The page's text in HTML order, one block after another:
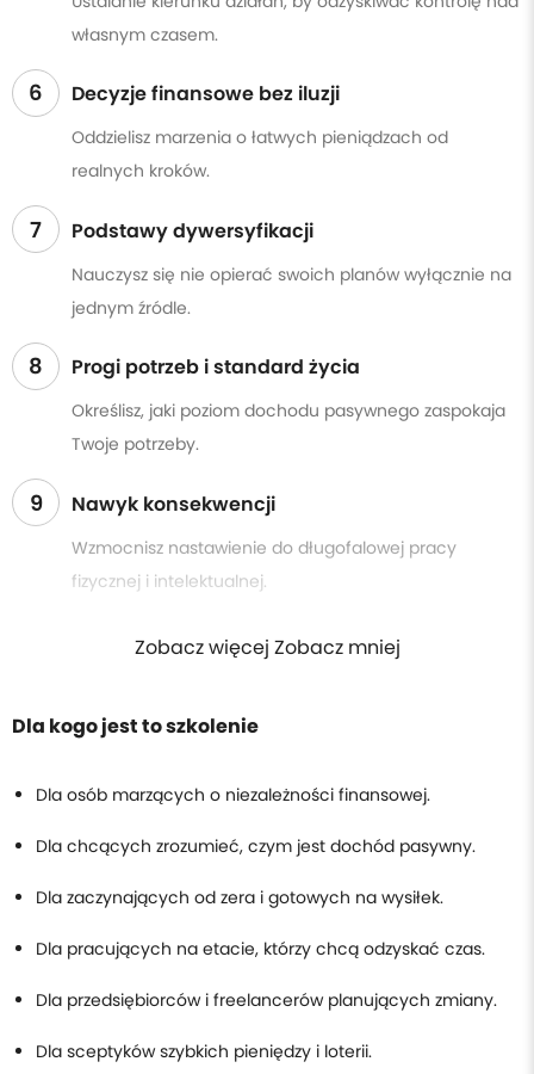
własnym czasem.
6 Decyzje finansowe bez iluzji
Oddzielisz marzenia o łatwych pieniądzach od
realnych kroków.
7 Podstawy dywersyfikacji
Nauczysz się nie opierać swoich planów wyłącznie na
jednym źródle.
8 Progi potrzeb i standard życia
Określisz, jaki poziom dochodu pasywnego zaspokaja
Twoje potrzeby.
9 Nawyk konsekwencji
Wzmocnisz nastawienie do długofalowej pracy
fizycznej i intelektualnej.
Zobacz więcej Zobacz mniej
Dla kogo jest to szkolenie
Dla osób marzących o niezależności finansowej.
Dla chcących zrozumieć, czym jest dochód pasywny.
Dla zaczynających od zera i gotowych na wysiłek.
Dla pracujących na etacie, którzy chcą odzyskać czas.
Dla przedsiębiorców i freelancerów planujących zmiany.
Dla sceptyków szybkich pieniędzy i loterii.